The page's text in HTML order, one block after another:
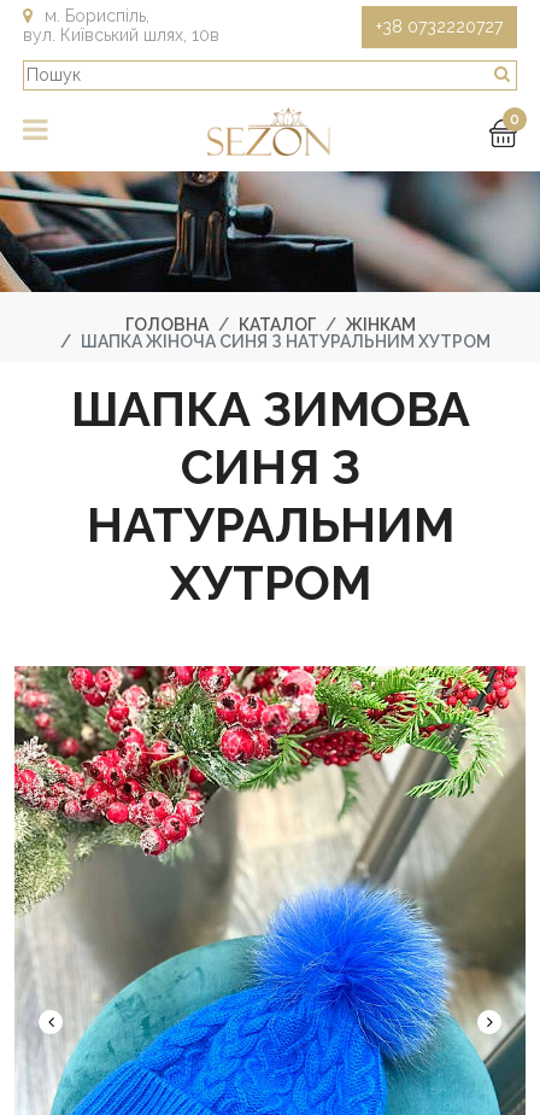
м. Бориспіль,
вул. Київський шлях, 10в
+38 0732220727
0
ГОЛОВНА КАТАЛОГ
ЖІНКАМ
ШАПКА ЖІНОЧА СИНЯ З НАТУРАЛЬНИМ ХУТРОМ
ШАПКА ЗИМОВА
СИНЯ З
НАТУРАЛЬНИМ
ХУТРОМ